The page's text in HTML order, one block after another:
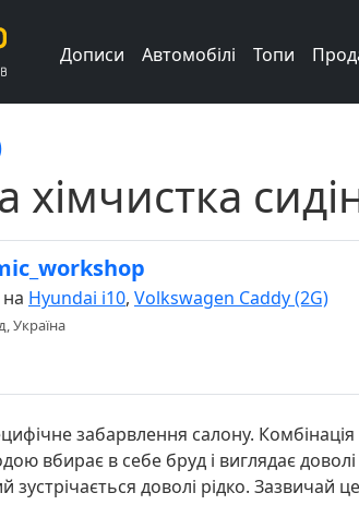
Дописи Автомобілі Топи
хімчистка
Hyundai i10, Volkswagen Caddy (2G)
Україна
забарвлення салону.
вбирає в себе бруд і виглядає
доволі рідко. Зазвичай